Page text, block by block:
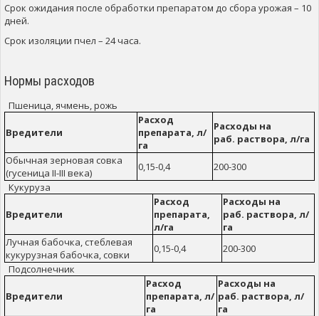
Срок ожидания после обработки препаратом до сбора урожая – 10
дней.
Срок изоляции пчел – 24 часа.
Нормы расходов
Пшеница, ячмень, рожь
Вредители
Расход
препарата, л/
га
Расходы на
раб. раствора, л/га
Обычная зерновая совка
(гусеница II-III века)
0,15-0,4
200-300
Кукуруза
Вредители
Расход
препарата,
л/га
Расходы на
раб. раствора, л/
га
Лучная бабочка, стеблевая
кукурузная бабочка, совки
0,15-0,4
200-300
Подсолнечник
Вредители
Расход
препарата, л/
га
Расходы на
раб. раствора, л/
га